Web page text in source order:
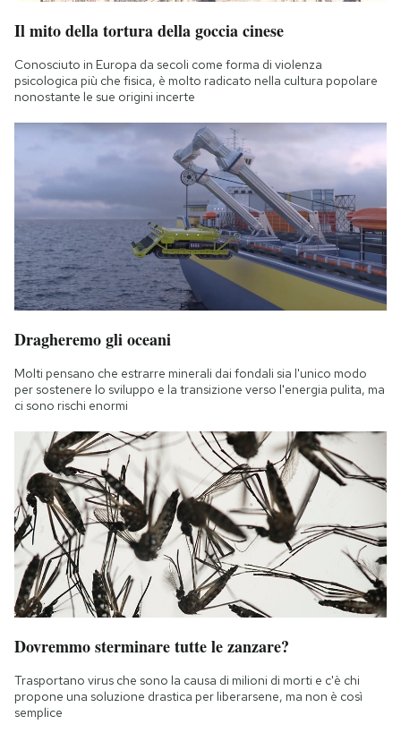
Il mito della tortura della goccia cinese
Conosciuto in Europa da secoli come forma di violenza
psicologica più che fisica, è molto radicato nella cultura popolare
nonostante le sue origini incerte
Dragheremo gli oceani
Molti pensano che estrarre minerali dai fondali sia l'unico modo
per sostenere lo sviluppo e la transizione verso l'energia pulita, ma
ci sono rischi enormi
Dovremmo sterminare tutte le zanzare?
Trasportano virus che sono la causa di milioni di morti e c'è chi
propone una soluzione drastica per liberarsene, ma non è così
semplice